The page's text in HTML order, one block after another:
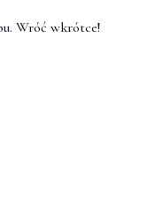
Wróć wkrótce!